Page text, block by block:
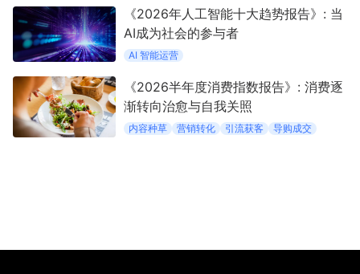
《2026年人工智能十大趋势报告》: 当
AI成为社会的参与者
AI 智能运营
《2026半年度消费指数报告》: 消费逐
渐转向治愈与自我关照
内容种草 营销转化 引流获客 导购成交